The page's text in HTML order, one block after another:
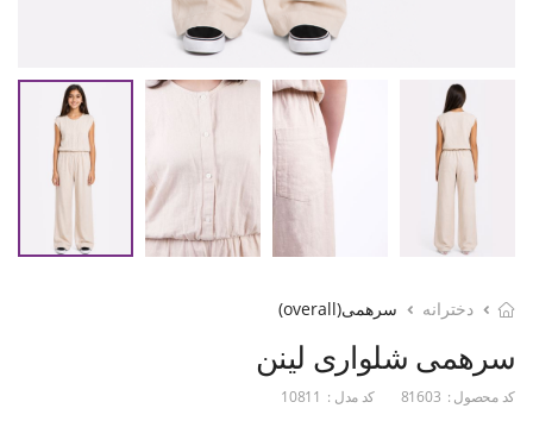
دخترانه سرهمی(overall)
سرهمی شلواری لینن
کد محصول : 81603 کد مدل : 10811